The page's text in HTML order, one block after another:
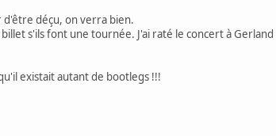
d'être déçu, on verra bien.
s'ils font une tournée. J'ai raté le concert à
existait autant de bootlegs !!!